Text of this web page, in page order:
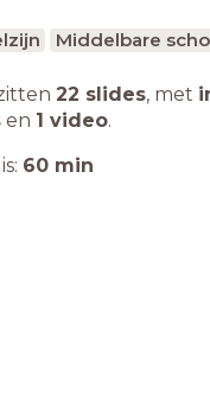
Middelbare
22 slides, met
en 1 video.
60 min